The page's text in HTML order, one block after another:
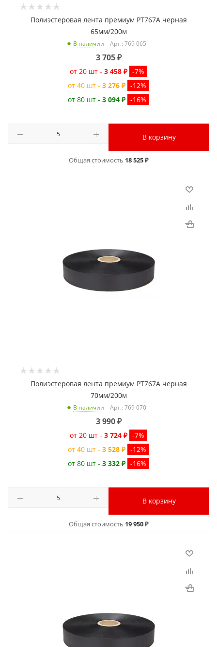
Полиэстеровая лента премиум PT767A черная
65мм/200м
В наличии Арт.: 769 065
3 705₽
от 20 шт - 3 458 ₽ -7%
от 40 шт - 3 276 ₽ -12%
от 80 шт - 3 094 ₽ -16%
В корзину
Общая стоимость 18 525 ₽
Полиэстеровая лента премиум PT767A черная
70мм/200м
В наличии Арт.: 769 070
3 990₽
от 20 шт - 3 724 ₽ -7%
от 40 шт - 3 528 ₽ -12%
от 80 шт - 3 332 ₽ -16%
В корзину
Общая стоимость 19 950 ₽